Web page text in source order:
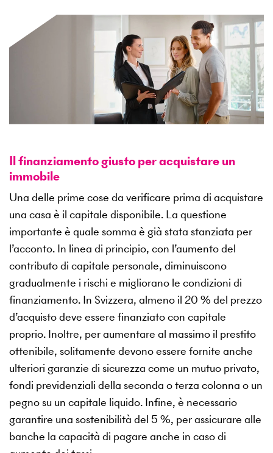
Il finanziamento giusto per acquistare un
immobile
Una delle prime cose da verificare prima di acquistare
una casa è il capitale disponibile. La questione
importante è quale somma è già stata stanziata per
l’acconto. In linea di principio, con l’aumento del
contributo di capitale personale, diminuiscono
gradualmente i rischi e migliorano le condizioni di
finanziamento. In Svizzera, almeno il 20 % del prezzo
d’acquisto deve essere finanziato con capitale
proprio. Inoltre, per aumentare al massimo il prestito
ottenibile, solitamente devono essere fornite anche
ulteriori garanzie di sicurezza come un mutuo privato,
fondi previdenziali della seconda o terza colonna o un
pegno su un capitale liquido. Infine, è necessario
garantire una sostenibilità del 5 %, per assicurare alle
banche la capacità di pagare anche in caso di